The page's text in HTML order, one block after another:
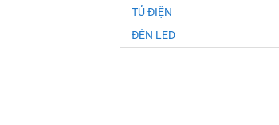
TỦ ĐIỆN
ĐÈN LED